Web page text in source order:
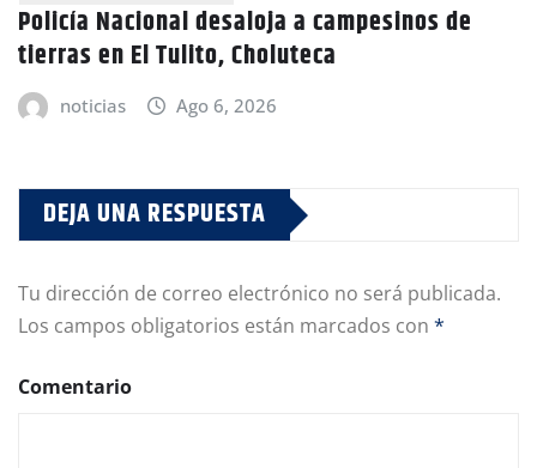
Policía Nacional desaloja a campesinos de
tierras en El Tulito, Choluteca
noticias Ago 6, 2026
DEJA UNA RESPUESTA
Tu dirección de correo electrónico no será publicada.
Los campos obligatorios están marcados con *
Comentario